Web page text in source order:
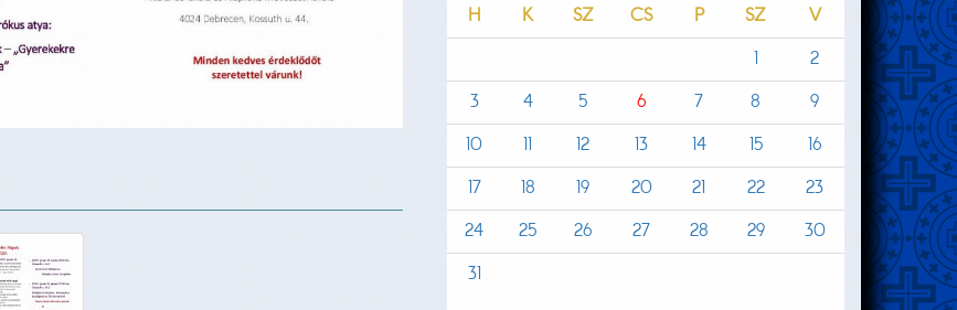
H K SZ CS P SZ
V
1
2
3
4 5 6 7 8
9
10
11 12 13 14 15
16
17
18 19 20 21 22
23
24
25 26 27 28 29
30
31